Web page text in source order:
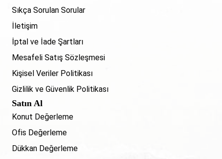
Sıkça Sorulan Sorular
İletişim
İptal ve İade Şartları
Mesafeli Satış Sözleşmesi
Kişisel Veriler Politikası
Gizlilik ve Güvenlik Politikası
Satın Al
Konut Değerleme
Ofis Değerleme
Dükkan Değerleme